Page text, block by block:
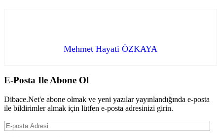
Mehmet Hayati ÖZKAYA
E-Posta Ile Abone Ol
Dibace.Net'e abone olmak ve yeni yazılar yayınlandığında e-posta
ile bildirimler almak için lütfen e-posta adresinizi girin.
E-
posta